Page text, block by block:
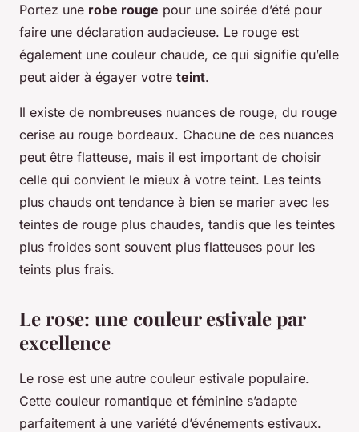
Portez une robe rouge pour une soirée d’été pour
faire une déclaration audacieuse. Le rouge est
également une couleur chaude, ce qui signifie qu’elle
peut aider à égayer votre teint.
Il existe de nombreuses nuances de rouge, du rouge
cerise au rouge bordeaux. Chacune de ces nuances
peut être flatteuse, mais il est important de choisir
celle qui convient le mieux à votre teint. Les teints
plus chauds ont tendance à bien se marier avec les
teintes de rouge plus chaudes, tandis que les teintes
plus froides sont souvent plus flatteuses pour les
teints plus frais.
Le rose: une couleur estivale par
excellence
Le rose est une autre couleur estivale populaire.
Cette couleur romantique et féminine s’adapte
parfaitement à une variété d’événements estivaux.